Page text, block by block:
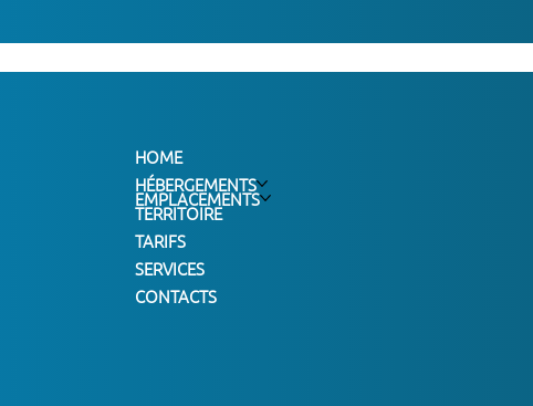
HOME
HÉBERGEMENTS
EMPLACEMENTS
TERRITOIRE
TARIFS
SERVICES
CONTACTS